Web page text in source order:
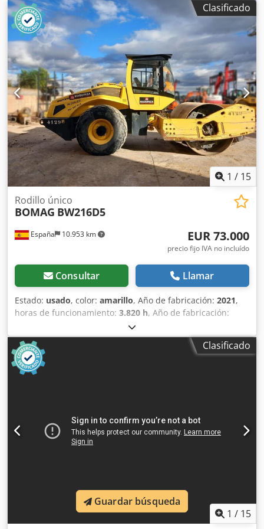
ubicación está a 30 km del aeropuerto de Fráncfort. *
Financiación y leasing disponibles. * Especialistas en
transporte y envío a nivel mundial. * No nos hacemos
responsables de errores de impresión o transcripción. *
Salvo error u omisión. * ¡Aceptamos vehículos usados
como parte del pago! * Para la compra de vehículos/venta
de maquinaria usada, solo se aplicarán las condiciones
generales de Jaweed GmbH. * Puede encontrar más
información y nuestras condiciones generales en nuestro
sitio web... Vendemos nuestros productos con las
condiciones generales (listadas: ... / AGB).
Clasificado
1 / 15
España 10.953 km
Rodillo único
BOMAG BW216D5
EUR 73.000
precio fijo IVA no incluído
Consultar Llamar
Estado: usado, color: amarillo, Año de fabricación: 2021,
horas de funcionamiento: 3.820 h, Año de fabricación:
2021 Peso en vacío: 16.000 kg Dimensiones (lxanxal): 622 x
230 x 299 cm Tipo de motor: Deutz DEUTZ TCD4.1 L-4
Ubicación: Sagunto (Valencia) Rodillo de compactación
usado, de hombre sentado marca Bomag , modelo BW216
D5 . Se trata de una apisonadora de ruedas y un solo
apisonamiento líderes del sector en obras pequeñas o
medianas, en trabajos de construcción de infraestructura
de transporte como carreteras o construcción de edificios.
de tambor: 1.500 mm Capacidad de depósito: 250 l
Amplitud: 2,10/1,10 mm CE
Clasificado
1 / 15
Guardar búsqueda